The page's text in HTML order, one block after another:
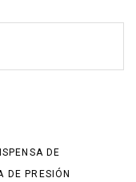
DE
DE PRESIÓN